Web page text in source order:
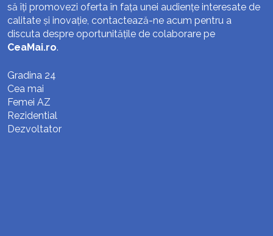
să îți promovezi oferta în fața unei audiențe interesate de
calitate și inovație, contactează-ne acum pentru a
discuta despre oportunitățile de colaborare pe
CeaMai.ro.
Gradina 24
Cea mai
Femei AZ
Rezidential
Dezvoltator